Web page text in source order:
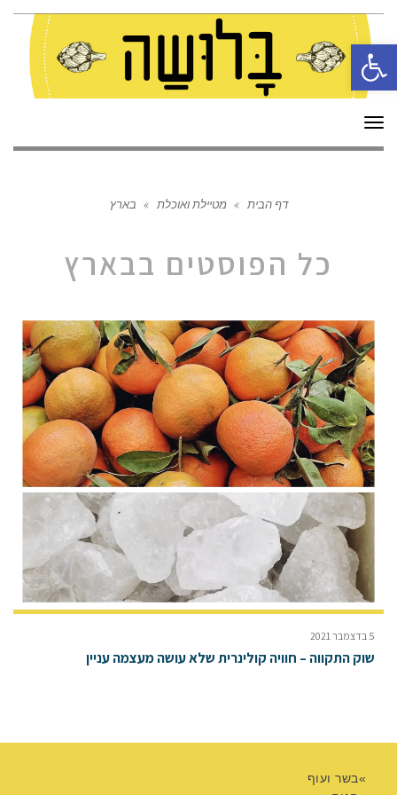
פתח סרגל נגישות
תפריט
דף הבית » מטיילת ואוכלת » בארץ
כל הפוסטים בבארץ
5 בדצמבר 2021
שוק התקווה – חוויה קולינרית שלא עושה מעצמה עניין
בשר ועוף